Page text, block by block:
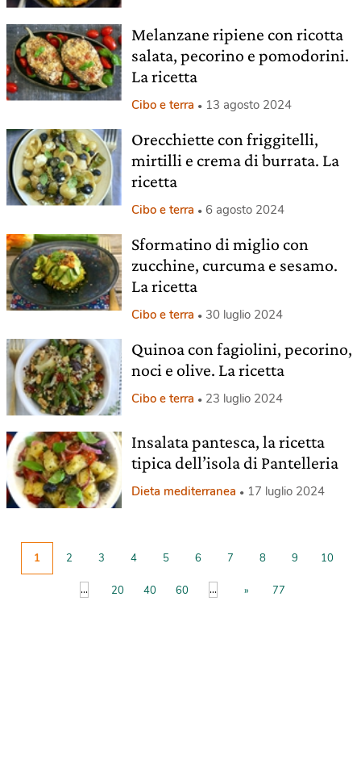
Melanzane ripiene con ricotta
salata, pecorino e pomodorini.
La ricetta
Cibo e terra 13 agosto 2024
Orecchiette con friggitelli,
mirtilli e crema di burrata. La
ricetta
Cibo e terra 6 agosto 2024
Sformatino di miglio con
zucchine, curcuma e sesamo.
La ricetta
Cibo e terra 30 luglio 2024
Quinoa con fagiolini, pecorino,
noci e olive. La ricetta
Cibo e terra 23 luglio 2024
Insalata pantesca, la ricetta
tipica dell’isola di Pantelleria
Dieta mediterranea 17 luglio 2024
1 2 3 4 5 6 7 8 9 10
... 20 40 60 ... » 77